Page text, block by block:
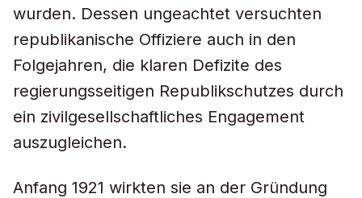
wurden. Dessen ungeachtet versuchten
republikanische Offiziere auch in den
Folgejahren, die klaren Defizite des
regierungsseitigen Republikschutzes durch
ein zivilgesellschaftliches Engagement
auszugleichen.
Anfang 1921 wirkten sie an der Gründung